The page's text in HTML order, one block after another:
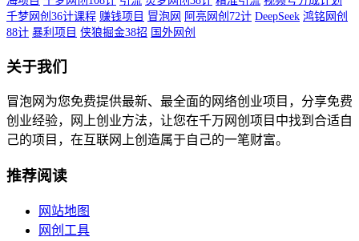
千梦网创36计课程 赚钱项目 冒泡网 阿亮网创72计 DeepSeek 鸿铭网创
88计 暴利项目 侠狼掘金38招 国外网创
关于我们
冒泡网为您免费提供最新、最全面的网络创业项目，分享免费
创业经验，网上创业方法，让您在千万网创项目中找到合适自
己的项目，在互联网上创造属于自己的一笔财富。
推荐阅读
网站地图
网创工具